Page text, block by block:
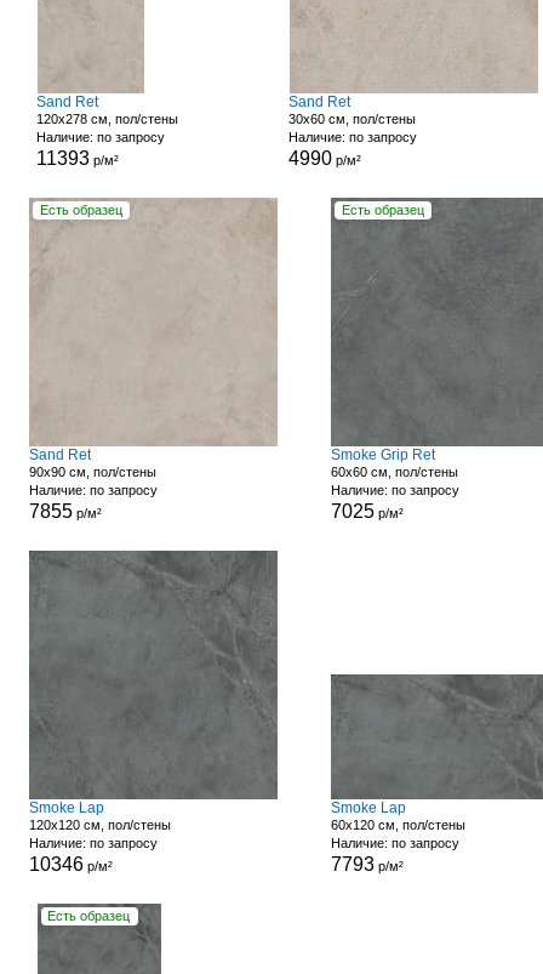
Sand Ret
120x278 см, пол/стены
Наличие: по запросу
11393 р/м²
Sand Ret
30x60 см, пол/стены
Наличие: по запросу
4990 р/м²
Есть образец
Sand Ret
90x90 см, пол/стены
Наличие: по запросу
7855р/м²
Есть образец
Smoke Grip Ret
60x60 см, пол/стены
Наличие: по запросу
7025р/м²
Smoke Lap
120x120 см, пол/стены
Наличие: по запросу
10346р/м²
Smoke Lap
60x120 см, пол/стены
Наличие: по запросу
7793р/м²
Есть образец